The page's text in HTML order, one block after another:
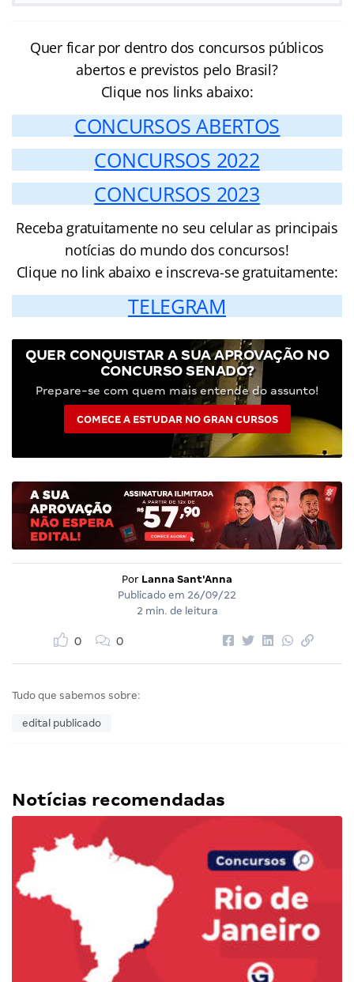
Quer ficar por dentro dos concursos públicos
abertos e previstos pelo Brasil?
Clique nos links abaixo:
CONCURSOS ABERTOS
CONCURSOS 2022
CONCURSOS 2023
Receba gratuitamente no seu celular as principais
notícias do mundo dos concursos!
Clique no link abaixo e inscreva-se gratuitamente:
TELEGRAM
QUER CONQUISTAR A SUA APROVAÇÃO NO
CONCURSO SENADO?
Prepare-se com quem mais entende do assunto!
COMECE A ESTUDAR NO GRAN CURSOS
Por Lanna Sant'Anna
Publicado em 26/09/22
2 min. de leitura
0 0
Tudo que sabemos sobre:
edital publicado
Notícias recomendadas